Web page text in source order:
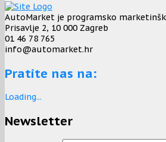
AutoMarket je programsko
Prisavlje 2, 10 000 Zagreb
01 46 78 765
info@automarket.hr
Pratite nas na:
Loading...
Newsletter